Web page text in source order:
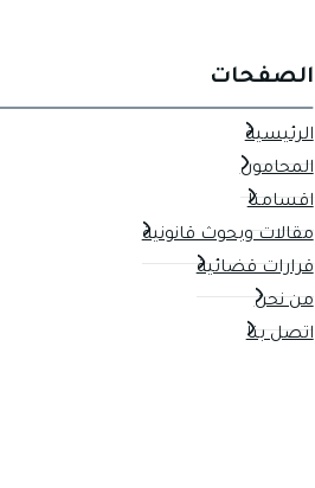
الصفحات
الرئيسية
المحامون
اقسامنا
مقالات وبحوث قانونية
قرارات قضائية
من نحن
اتصل بنا